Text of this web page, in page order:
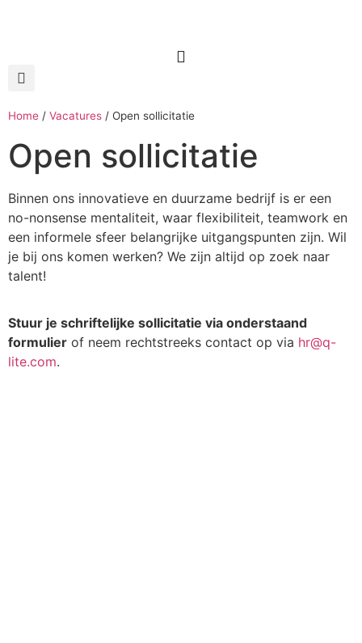
Home / Vacatures / Open sollicitatie
Open sollicitatie
Binnen ons innovatieve en duurzame bedrijf is er een
no-nonsense mentaliteit, waar flexibiliteit, teamwork en
een informele sfeer belangrijke uitgangspunten zijn. Wil
je bij ons komen werken? We zijn altijd op zoek naar
talent!
Stuur je schriftelijke sollicitatie via onderstaand
formulier of neem rechtstreeks contact op via hr@q-
lite.com.